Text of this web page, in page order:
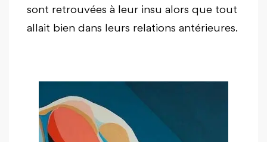
sont retrouvées à leur insu alors que tout
allait bien dans leurs relations antérieures.